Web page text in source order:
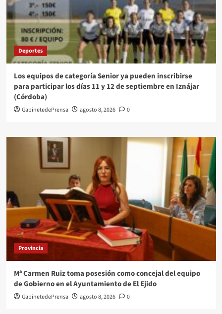
Deportes
Los equipos de categoría Senior ya pueden inscribirse
para participar los días 11 y 12 de septiembre en Iznájar
(Córdoba)
GabinetedePrensa agosto 8, 2026 0
Provincia
Mª Carmen Ruiz toma posesión como concejal del equipo
de Gobierno en el Ayuntamiento de El Ejido
GabinetedePrensa agosto 8, 2026 0